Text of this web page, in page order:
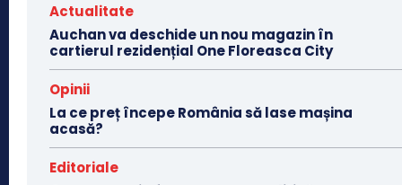
Actualitate
Auchan va deschide un nou magazin în
cartierul rezidențial One Floreasca City
Opinii
La ce preț începe România să lase mașina
acasă?
Editoriale